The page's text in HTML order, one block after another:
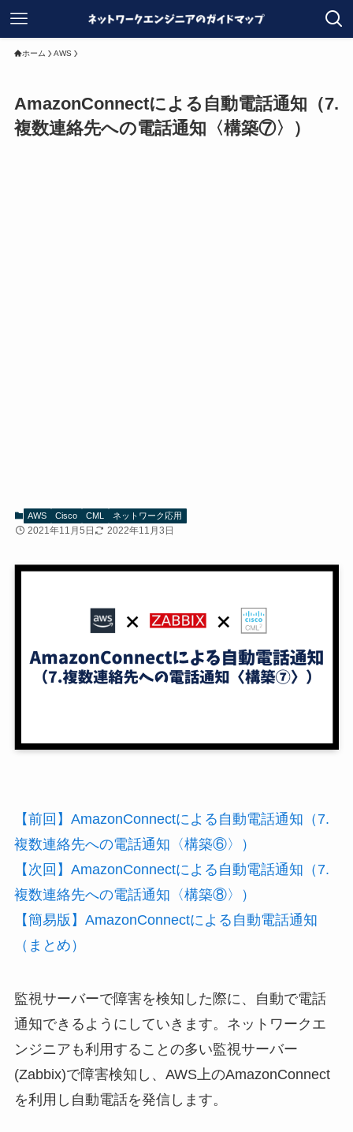
ホーム AWS
AmazonConnectによる自動電話通知（7.
複数連絡先への電話通知〈構築⑦〉）
AWS Cisco CML ネットワーク応用
2021年11月5日 2022年11月3日
【前回】AmazonConnectによる自動電話通知（7.
複数連絡先への電話通知〈構築⑥〉）
【次回】AmazonConnectによる自動電話通知（7.
複数連絡先への電話通知〈構築⑧〉）
【簡易版】AmazonConnectによる自動電話通知
（まとめ）
監視サーバーで障害を検知した際に、自動で電話
通知できるようにしていきます。ネットワークエ
ンジニアも利用することの多い監視サーバー
(Zabbix)で障害検知し、AWS上のAmazonConnect
を利用し自動電話を発信します。